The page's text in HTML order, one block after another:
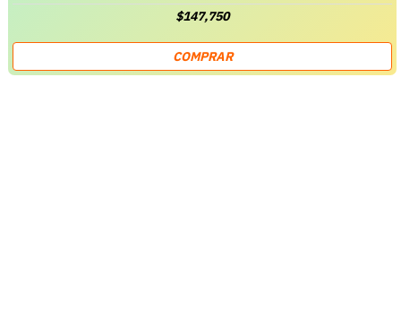
$147,750
COMPRAR